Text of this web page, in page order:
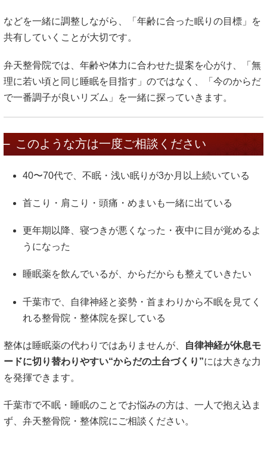
などを一緒に調整しながら、「年齢に合った眠りの目標」を
共有していくことが大切です。
弁天整骨院では、年齢や体力に合わせた提案を心がけ、「無
理に若い頃と同じ睡眠を目指す」のではなく、「今のからだ
で一番調子が良いリズム」を一緒に探っていきます。
このような方は一度ご相談ください
40〜70代で、不眠・浅い眠りが3か月以上続いている
首こり・肩こり・頭痛・めまいも一緒に出ている
更年期以降、寝つきが悪くなった・夜中に目が覚めるよ
うになった
睡眠薬を飲んでいるが、からだからも整えていきたい
千葉市で、自律神経と姿勢・首まわりから不眠を見てく
れる整骨院・整体院を探している
整体は睡眠薬の代わりではありませんが、
自律神経が休息モ
ードに切り替わりやすい“からだの土台づくり”には大きな力
を発揮できます。
千葉市で不眠・睡眠のことでお悩みの方は、一人で抱え込ま
ず、弁天整骨院・整体院にご相談ください。